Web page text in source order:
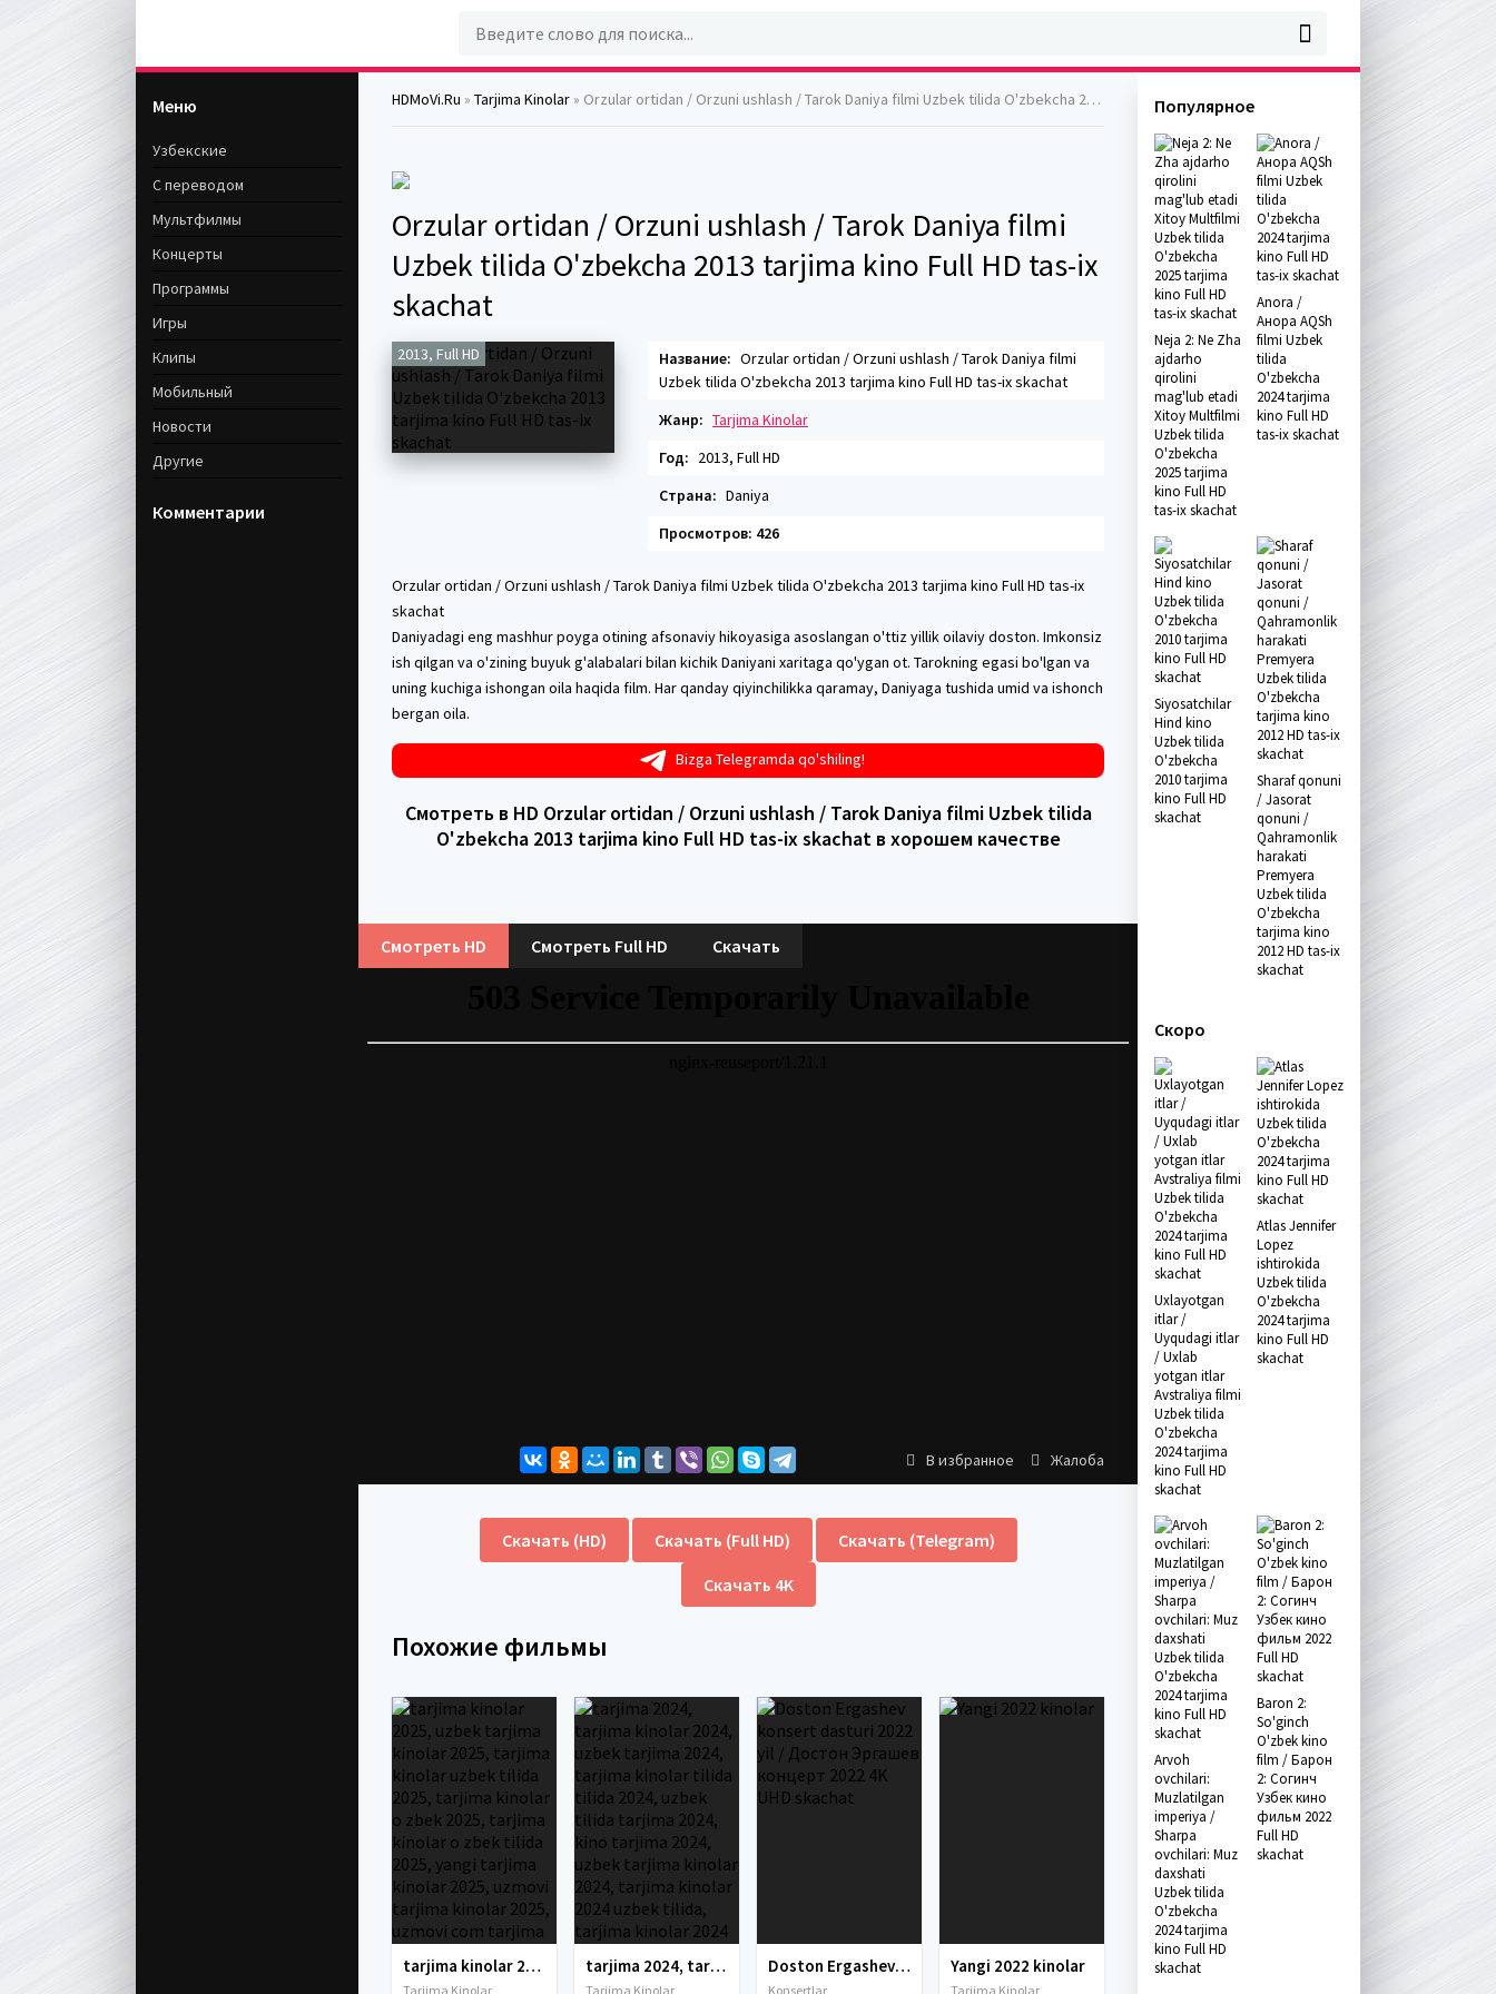
HDMoVi.Ru » Tarjima Kinolar » Orzular ortidan / Orzuni ushlash / Tarok Daniya filmi Uzbek tilida O'zbekcha 2013 tarjima kino Full HD tas-ix skachat
Orzular ortidan / Orzuni ushlash / Tarok Daniya filmi
Uzbek tilida O'zbekcha 2013 tarjima kino Full HD tas-ix
skachat
2013, Full HD Название: Orzular ortidan / Orzuni ushlash / Tarok Daniya filmi
Uzbek tilida O'zbekcha 2013 tarjima kino Full HD tas-ix skachat
Жанр: Tarjima Kinolar
Год: 2013, Full HD
Страна: Daniya
Просмотров: 426
Orzular ortidan / Orzuni ushlash / Tarok Daniya filmi Uzbek tilida O'zbekcha 2013 tarjima kino Full HD tas-ix
skachat
Daniyadagi eng mashhur poyga otining afsonaviy hikoyasiga asoslangan o'ttiz yillik oilaviy doston. Imkonsiz
ish qilgan va o'zining buyuk g'alabalari bilan kichik Daniyani xaritaga qo'ygan ot. Tarokning egasi bo'lgan va
uning kuchiga ishongan oila haqida film. Har qanday qiyinchilikka qaramay, Daniyaga tushida umid va ishonch
bergan oila.
Bizga Telegramda qo'shiling!
Смотреть в HD Orzular ortidan / Orzuni ushlash / Tarok Daniya filmi Uzbek tilida
O'zbekcha 2013 tarjima kino Full HD tas-ix skachat в хорошем качестве
Смотреть HD Смотреть Full HD Скачать
В избранное Жалоба
Скачать (HD) Скачать (Full HD)
Скачать (Telegram)
Скачать 4K
Похожие фильмы
tarjima kinolar 2025, uzbek tarjima kinolar 2025, tarjima kinolar uzbek tilida 2025, tarjima kinolar o zbek 2025, tarjima kinolar o zbek tilida 2025, yangi tarjima kinolar 2025, uzmovi tarjima kinolar 2025, uzmovi com tarjima kinolar 2025, uzbekcha t
Tarjima Kinolar
tarjima 2024, tarjima kinolar 2024, uzbek tarjima 2024, tarjima kinolar tilida tilida 2024, uzbek tilida tarjima 2024, kino tarjima 2024, uzbek tarjima kinolar 2024, tarjima kinolar 2024 uzbek tilida, tarjima kinolar 2024 o zbek, tarjima kinolar 2024
Tarjima Kinolar
Doston Ergashev konsert dasturi 2022 yil / Достон Эргашев концерт 2022 4K UHD skachat
Konsertlar
Yangi 2022 kinolar
Tarjima Kinolar
Меню
Узбекские
С переводом
Мультфилмы
Концерты
Программы
Игры
Клипы
Мобильный
Новости
Другие
Комментарии
Популярное
Neja 2: Ne Zha
ajdarho
qirolini
mag'lub etadi
Xitoy Multfilmi
Uzbek tilida
O'zbekcha
2025 tarjima
kino Full HD
tas-ix skachat
Anora /
Анора AQSh
filmi Uzbek
tilida
O'zbekcha
2024 tarjima
kino Full HD
tas-ix skachat
Siyosatchilar
Hind kino
Uzbek tilida
O'zbekcha
2010 tarjima
kino Full HD
skachat
Sharaf qonuni
/ Jasorat
qonuni /
Qahramonlik
harakati
Premyera
Uzbek tilida
O'zbekcha
tarjima kino
2012 HD tas-ix
skachat
Скоро
Uxlayotgan
itlar /
Uyqudagi itlar
/ Uxlab
yotgan itlar
Avstraliya filmi
Uzbek tilida
O'zbekcha
2024 tarjima
kino Full HD
skachat
Atlas Jennifer
Lopez
ishtirokida
Uzbek tilida
O'zbekcha
2024 tarjima
kino Full HD
skachat
Arvoh
ovchilari:
Muzlatilgan
imperiya /
Sharpa
ovchilari: Muz
daxshati
Uzbek tilida
O'zbekcha
2024 tarjima
kino Full HD
skachat
Baron 2:
So'ginch
O'zbek kino
film / Барон
2: Согинч
Узбек кино
фильм 2022
Full HD
skachat